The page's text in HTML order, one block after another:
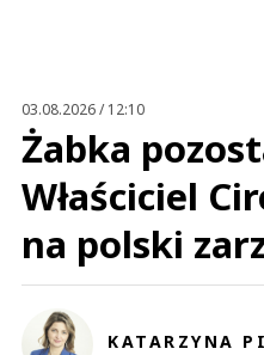
03.08.2026 / 12:10
Żabka
Właściciel
na polski
KATARZYNA